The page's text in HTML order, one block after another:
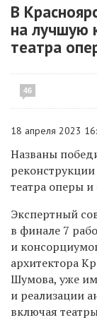
В
на лучшую
театра
46
18 апреля 2023
Названы
реконструкции
театра оперы
Экспертный
в финале 7
и
архитектора
Шумова, уже
и реализации
включая